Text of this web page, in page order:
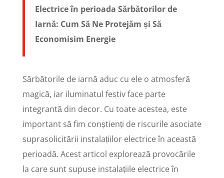
Electrice în perioada Sărbătorilor de
Iarnă: Cum Să Ne Protejăm și Să
Economisim Energie
Sărbătorile de iarnă aduc cu ele o atmosferă
magică, iar iluminatul festiv face parte
integrantă din decor. Cu toate acestea, este
important să fim conștienți de riscurile asociate
suprasolicitării instalațiilor electrice în această
perioadă. Acest articol explorează provocările
la care sunt supuse instalațiile electrice în